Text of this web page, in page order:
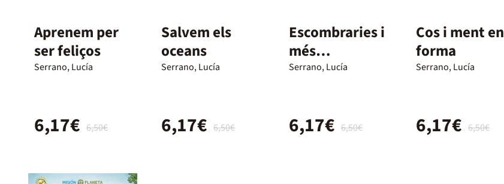
Aprenem per
ser feliços
Serrano, Lucía
6,50€
6,17€
Salvem els
oceans
Serrano, Lucía
6,50€
6,17€
Escombraries i
més
escombraries
Serrano, Lucía
6,50€
6,17€
Cos i ment en
forma
Serrano, Lucía
6,50€
6,17€